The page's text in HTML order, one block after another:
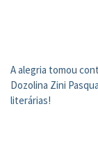
A alegria tomou
Dozolina Zini
literárias!